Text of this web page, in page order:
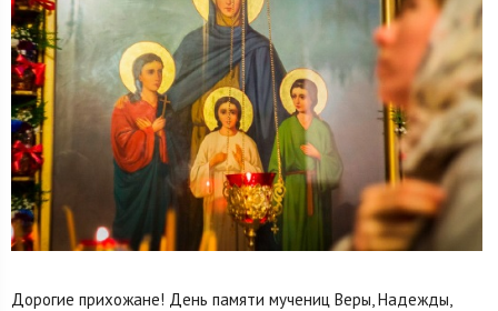
Дорогие прихожане! День памяти мучениц Веры, Надежды,